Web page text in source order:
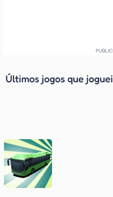
Últimos jogos que joguei